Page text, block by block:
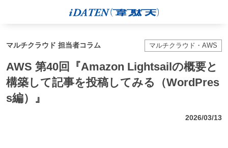
マルチクラウド 担当者コラム マルチクラウド・AWS
AWS 第40回『Amazon Lightsailの概要と
構築して記事を投稿してみる（WordPres
s編）』
2026/03/13